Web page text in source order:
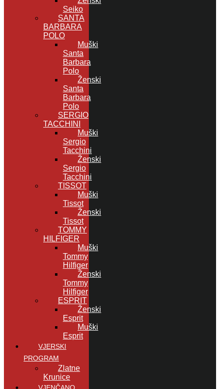
Seiko
SANTA
BARBARA
POLO
Muški
Santa
Barbara
Polo
Ženski
Santa
Barbara
Polo
SERGIO
TACCHINI
Muški
Sergio
Tacchini
Ženski
Sergio
Tacchini
TISSOT
Muški
Tissot
Ženski
Tissot
TOMMY
HILFIGER
Muški
Tommy
Hilfiger
Ženski
Tommy
Hilfiger
ESPRIT
Ženski
Esprit
Muški
Esprit
VJERSKI
PROGRAM
Zlatne
Krunice
VJENČANO